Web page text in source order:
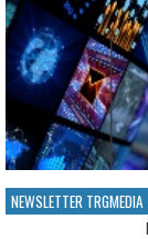
NEWSLETTER TRGMEDIA